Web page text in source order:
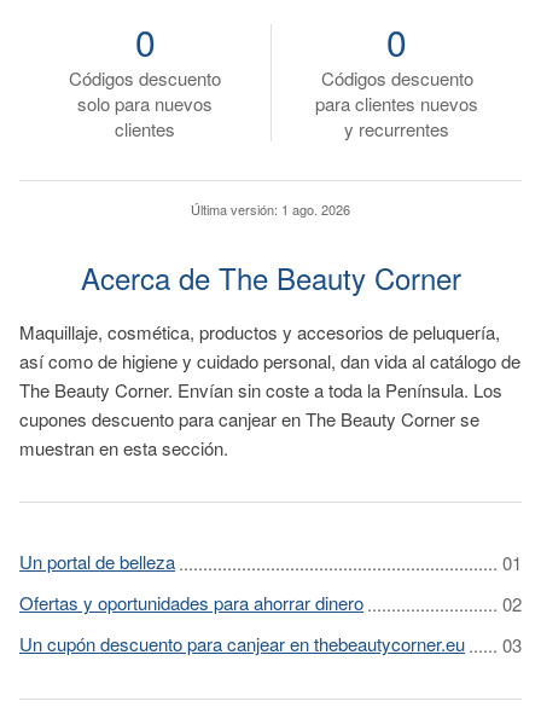
Códigos descuento
solo para nuevos
clientes
0
Códigos descuento
para clientes nuevos
y recurrentes
0
Última versión: 1 ago. 2026
Acerca de The Beauty Corner
Maquillaje, cosmética, productos y accesorios de peluquería,
así como de higiene y cuidado personal, dan vida al catálogo de
The Beauty Corner. Envían sin coste a toda la Península. Los
cupones descuento para canjear en The Beauty Corner se
muestran en esta sección.
Un portal de belleza
Ofertas y oportunidades para ahorrar dinero
Un cupón descuento para canjear en thebeautycorner.eu